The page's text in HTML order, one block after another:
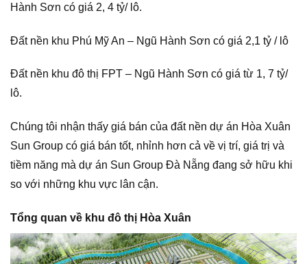
Hành Sơn có giá 2, 4 tỷ/ lô.
Đất nền khu Phú Mỹ An – Ngũ Hành Sơn có giá 2,1 tỷ / lô
Đất nền khu đô thị FPT – Ngũ Hành Sơn có giá từ 1, 7 tỷ/
lô.
Chúng tôi nhận thấy giá bán của đất nền dự án Hòa Xuân
Sun Group có giá bán tốt, nhỉnh hơn cả về vị trí, giá trị và
tiềm năng mà dự án Sun Group Đà Nẵng đang sở hữu khi
so với những khu vực lân cận.
Tổng quan về khu đô thị Hòa Xuân